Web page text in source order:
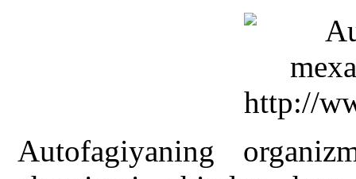
Autofagiyaning